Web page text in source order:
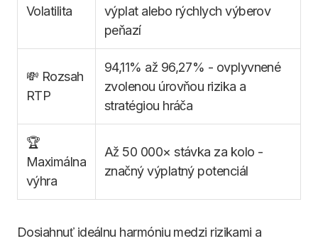
Volatilita
výplat alebo rýchlych výberov
peňazí
💸 Rozsah
RTP
94,11% až 96,27% - ovplyvnené
zvolenou úrovňou rizika a
stratégiou hráča
🏆
Maximálna
výhra
Až 50 000× stávka za kolo -
značný výplatný potenciál
Dosiahnuť ideálnu harmóniu medzi rizikami a